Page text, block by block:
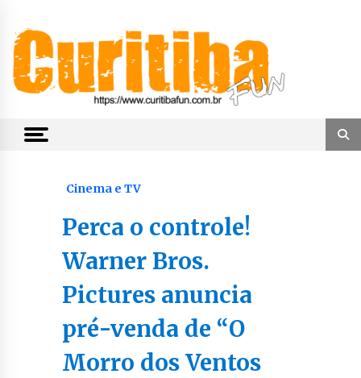
content
CuritibaFun
Cinema e TV
Perca o controle!
Warner Bros.
Pictures anuncia
pré-venda de “O
Morro dos Ventos